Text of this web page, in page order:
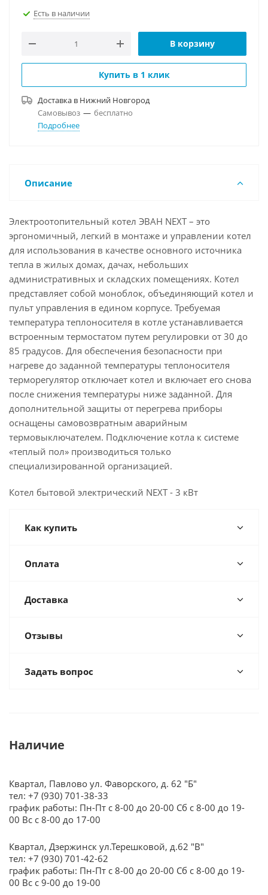
Есть в наличии
В корзину
Купить в 1 клик
Доставка в Нижний Новгород
Самовывоз — бесплатно
Подробнее
Описание
Электроотопительный котел ЭВАН NEXT – это
эргономичный, легкий в монтаже и управлении котел
для использования в качестве основного источника
тепла в жилых домах, дачах, небольших
административных и складских помещениях. Котел
представляет собой моноблок, объединяющий котел и
пульт управления в едином корпусе. Требуемая
температура теплоносителя в котле устанавливается
встроенным термостатом путем регулировки от 30 до
85 градусов. Для обеспечения безопасности при
нагреве до заданной температуры теплоносителя
терморегулятор отключает котел и включает его снова
после снижения температуры ниже заданной. Для
дополнительной защиты от перегрева приборы
оснащены самовозвратным аварийным
термовыключателем. Подключение котла к системе
«теплый пол» производиться только
специализированной организацией.
Котел бытовой электрический NEXT - 3 кВт
Как купить
Оплата
Доставка
Отзывы
Задать вопрос
Наличие
Квартал, Павлово ул. Фаворского, д. 62 "Б"
тел: +7 (930) 701-38-33
график работы: Пн-Пт с 8-00 до 20-00 Сб с 8-00 до 19-
00 Вс с 8-00 до 17-00
Квартал, Дзержинск ул.Терешковой, д.62 "В"
тел: +7 (930) 701-42-62
график работы: Пн-Пт с 8-00 до 20-00 Сб с 8-00 до 19-
00 Вс с 9-00 до 19-00